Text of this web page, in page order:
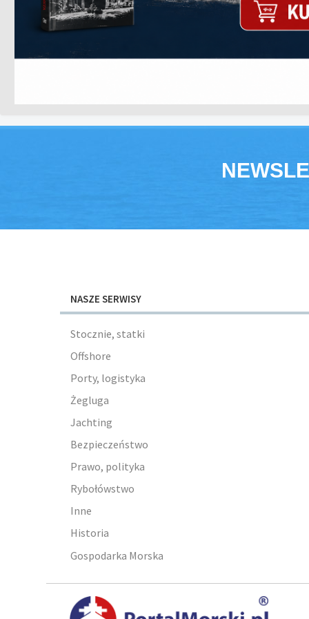
NASZE SERWISY
Stocznie, statki
Offshore
Porty, logistyka
Żegluga
Jachting
Bezpieczeństwo
Prawo, polityka
Rybołówstwo
Inne
Historia
Gospodarka Morska